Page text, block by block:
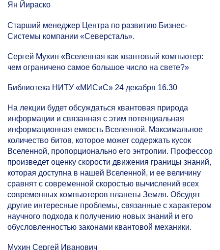
Ян Йираско
Старший менеджер Центра по развитию Бизнес-
Системы компании «Северсталь».
Сергей Мухин «Вселенная как квантовый компьютер:
чем ограничено самое большое число на свете?»
Библиотека НИТУ «МИСиС» 24 декабря 16.30
На лекции будет обсуждаться квантовая природа
информации и связанная с этим потенциальная
информационная емкость Вселенной. Максимальное
количество битов, которое может содержать кусок
Вселенной, пропорционально его энтропии. Профессор
произведет оценку скорости движения границы знаний,
которая доступна в нашей Вселенной, и ее величину
сравнят с современной скоростью вычислений всех
современных компьютеров планеты Земля. Обсудят
другие интересные проблемы, связанные с характером
научного подхода к получению новых знаний и его
обусловленностью законами квантовой механики.
Мухин Сергей Иванович